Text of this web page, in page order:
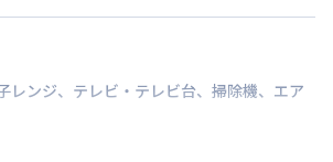
レンジ、 テレビ・テレビ台、 掃除機、 エア